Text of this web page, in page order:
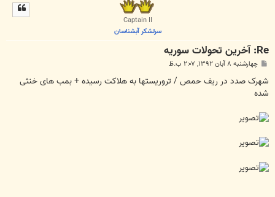
Captain II
سرلشکر آبشناسان
Re: آخرين تحولات سوريه
پ
ت
چهارشنبه ۸ آبان ۱۳۹۲, ۲:۰۷ ب.ظ
شهرک صدد در ریف حمص / تروریستها به هلاکت رسیده + بمب های خنثی
شده